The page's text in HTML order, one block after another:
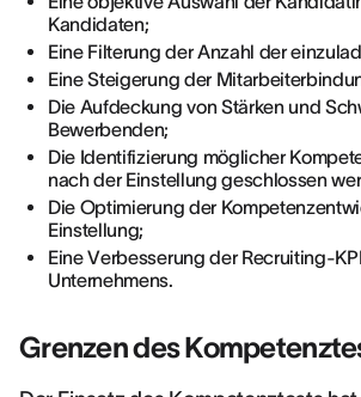
Kandidaten;
Eine Filterung der Anzahl der
Eine Steigerung der
Die Aufdeckung von Stärken und
Bewerbenden;
Die Identifizierung möglicher
nach der Einstellung geschlossen
Die Optimierung der
Einstellung;
Eine Verbesserung der Recruiting-
Unternehmens.
Grenzen des